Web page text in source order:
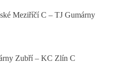
Meziříčí C – TJ Gumárny
Zubří – KC Zlín C